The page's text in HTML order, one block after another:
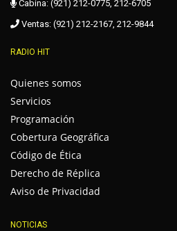
Cabina: (921) 212-0775, 212-6705
Ventas: (921) 212-2167, 212-9844
RADIO HIT
Quienes somos
Servicios
Programación
Cobertura Geográfica
Código de Ética
Derecho de Réplica
Aviso de Privacidad
NOTICIAS